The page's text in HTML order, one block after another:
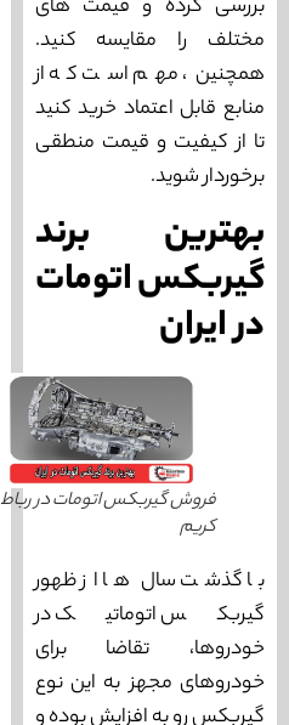
بررسی کرده و قیمت های
مختلف را مقایسه کنید.
همچنین، مهم است که از
منابع قابل اعتماد خرید کنید
تا از کیفیت و قیمت منطقی
برخوردار شوید.
بهترین برند
گیربکس اتومات
در ایران
فروش گیربکس اتومات در رباط
کریم
با گذشت سال‌ ها از ظهور
گیربکس اتوماتیک در
خودروها، تقاضا برای
خودروهای مجهز به این نوع
گیربکس رو به افزایش بوده و